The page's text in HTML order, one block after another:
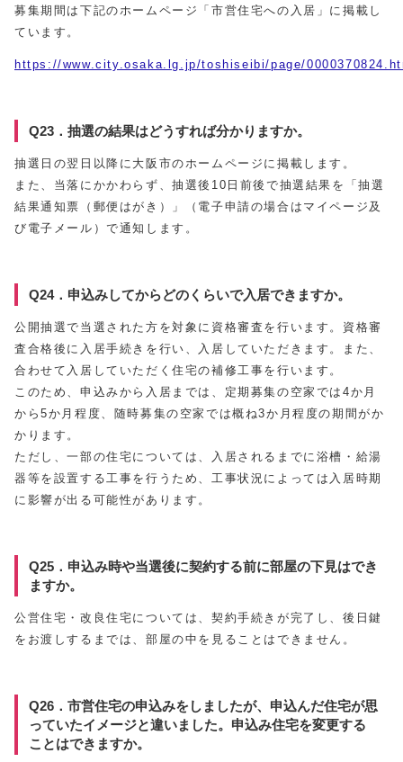
募集期間は下記のホームページ「市営住宅への入居」に掲載し
ています。
https://www.city.osaka.lg.jp/toshiseibi/page/
Q23．抽選の結果はどうすれば分かりますか。
抽選日の翌日以降に大阪市のホームページに掲載します。
また、当落にかかわらず、抽選後10日前後で抽選結果を「抽選
結果通知票（郵便はがき）」（電子申請の場合はマイページ及
び電子メール）で通知します。
Q24．申込みしてからどのくらいで入居できますか。
公開抽選で当選された方を対象に資格審査を行います。資格審
査合格後に入居手続きを行い、入居していただきます。また、
合わせて入居していただく住宅の補修工事を行います。
このため、申込みから入居までは、定期募集の空家では4か月
から5か月程度、随時募集の空家では概ね3か月程度の期間がか
かります。
ただし、一部の住宅については、入居されるまでに浴槽・給湯
器等を設置する工事を行うため、工事状況によっては入居時期
に影響が出る可能性があります。
Q25．申込み時や当選後に契約する前に部屋の下見はでき
ますか。
公営住宅・改良住宅については、契約手続きが完了し、後日鍵
をお渡しするまでは、部屋の中を見ることはできません。
Q26．市営住宅の申込みをしましたが、申込んだ住宅が思
っていたイメージと違いました。申込み住宅を変更する
ことはできますか。